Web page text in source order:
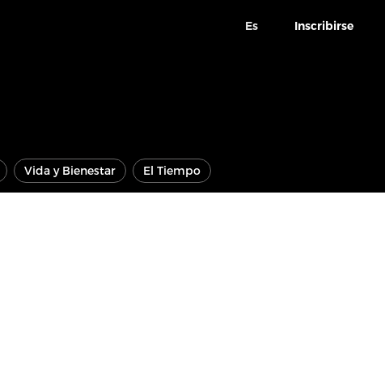
Es Inscribirse
Vida y Bienestar El Tiempo